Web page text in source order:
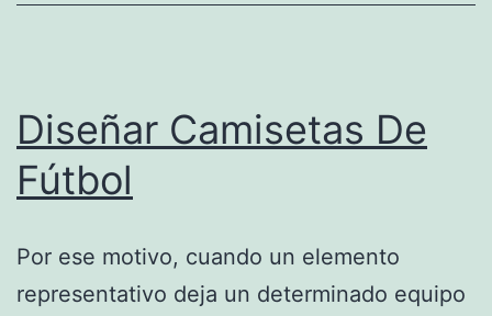
Diseñar Camisetas De
Fútbol
Por ese motivo, cuando un elemento
representativo deja un determinado equipo